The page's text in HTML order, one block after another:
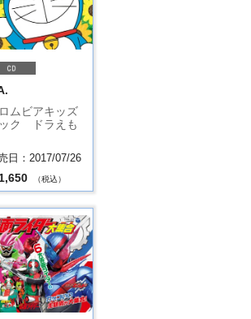
ムビアキッズ
ク ドラえも
日：2017/07/26
（税込）